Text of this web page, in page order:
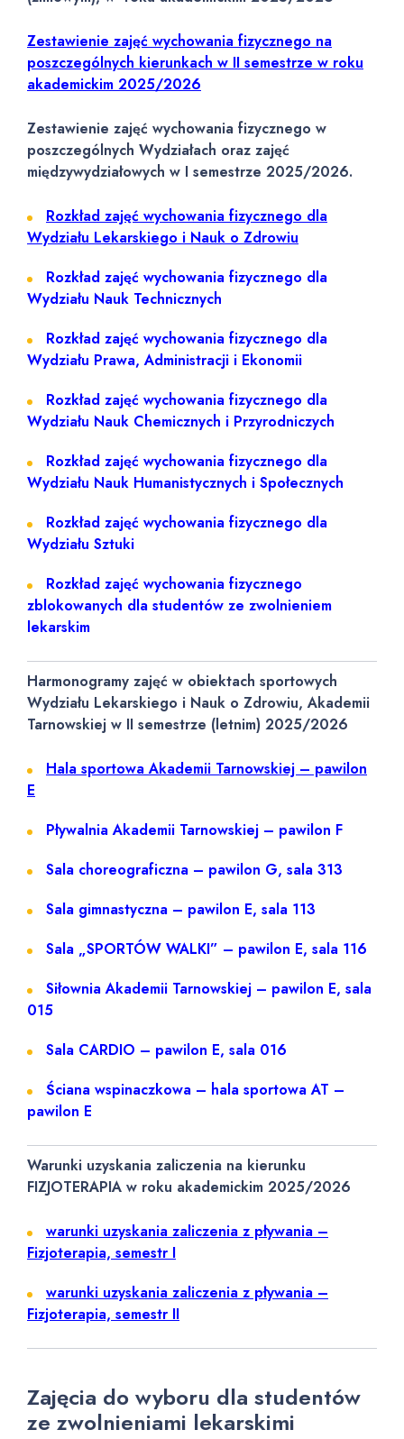
Zestawienie zajęć wychowania fizycznego na
poszczególnych kierunkach w II semestrze w roku
akademickim 2025/2026
Zestawienie zajęć wychowania fizycznego w
poszczególnych Wydziałach oraz zajęć
międzywydziałowych w I semestrze 2025/2026.
Rozkład zajęć wychowania fizycznego dla
Wydziału Lekarskiego i Nauk o Zdrowiu
Rozkład zajęć wychowania fizycznego dla
Wydziału Nauk Technicznych
Rozkład zajęć wychowania fizycznego dla
Wydziału Prawa, Administracji i Ekonomii
Rozkład zajęć wychowania fizycznego dla
Wydziału Nauk Chemicznych i Przyrodniczych
Rozkład zajęć wychowania fizycznego dla
Wydziału Nauk Humanistycznych i Społecznych
Rozkład zajęć wychowania fizycznego dla
Wydziału Sztuki
Rozkład zajęć wychowania fizycznego
zblokowanych dla studentów ze zwolnieniem
lekarskim
Harmonogramy zajęć w obiektach sportowych
Wydziału Lekarskiego i Nauk o Zdrowiu, Akademii
Tarnowskiej w II semestrze (letnim) 2025/2026
Hala sportowa Akademii Tarnowskiej – pawilon
E
Pływalnia Akademii Tarnowskiej – pawilon F
Sala choreograficzna – pawilon G, sala 313
Sala gimnastyczna – pawilon E, sala 113
Sala „SPORTÓW WALKI” – pawilon E, sala 116
Siłownia Akademii Tarnowskiej – pawilon E, sala
015
Sala CARDIO – pawilon E, sala 016
Ściana wspinaczkowa – hala sportowa AT –
pawilon E
Warunki uzyskania zaliczenia na kierunku
FIZJOTERAPIA w roku akademickim 2025/2026
warunki uzyskania zaliczenia z pływania –
Fizjoterapia, semestr I
warunki uzyskania zaliczenia z pływania –
Fizjoterapia, semestr II
Zajęcia do wyboru dla studentów
ze zwolnieniami lekarskimi